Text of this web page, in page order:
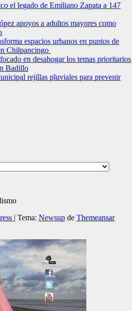
el legado de Emiliano Zapata a 147
apoyos a adultos mayores como
espacios urbanos en puntos de
Chilpancingo
en desahogar los temas prioritarios
Badillo
rejillas pluviales para prevenir
| Tema: Newsup de Themeansar